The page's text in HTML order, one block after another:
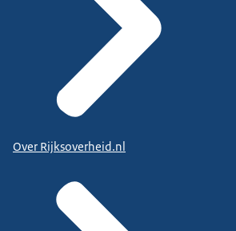
Over Rijksoverheid.nl